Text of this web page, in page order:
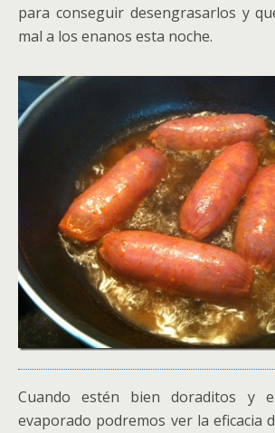
para conseguir desengrasarlos y
mal a los enanos esta noche.
Cuando estén bien doraditos y
evaporado podremos ver la eficacia